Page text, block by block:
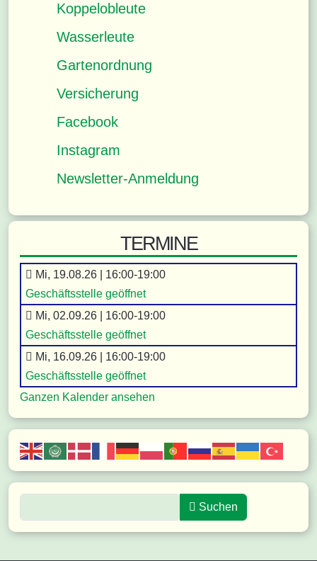
Koppelobleute
Wasserleute
Gartenordnung
Versicherung
Facebook
Instagram
Newsletter-Anmeldung
TERMINE
Mi, 19.08.26 | 16:00-19:00
Geschäftsstelle geöffnet
Mi, 02.09.26 |
16:00-19:00
Geschäftsstelle geöffnet
Mi, 16.09.26 |
16:00-19:00
Geschäftsstelle geöffnet
Ganzen Kalender ansehen
Suchen